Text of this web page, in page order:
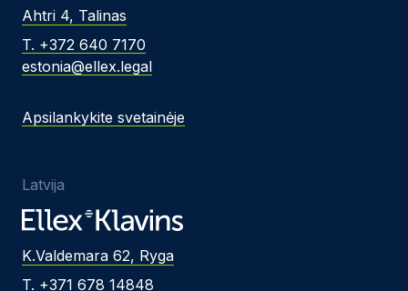
Ahtri 4, Talinas
T. +372 640 7170
estonia@ellex.legal
Apsilankykite svetainėje
Latvija
K.Valdemara 62, Ryga
T. +371 678 14848